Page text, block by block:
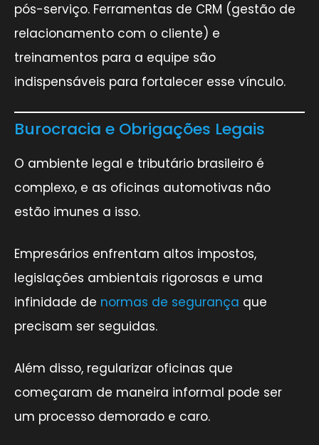
pós-serviço. Ferramentas de CRM (gestão de
relacionamento com o cliente) e
treinamentos para a equipe são
indispensáveis para fortalecer esse vínculo.
Burocracia e Obrigações Legais
O ambiente legal e tributário brasileiro é
complexo, e as oficinas automotivas não
estão imunes a isso.
Empresários enfrentam altos impostos,
legislações ambientais rigorosas e uma
infinidade de normas de segurança que
precisam ser seguidas.
Além disso, regularizar oficinas que
começaram de maneira informal pode ser
um processo demorado e caro.